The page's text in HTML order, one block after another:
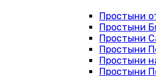
Простыни
Простыни
Простыни
Простыни
Простыни
Простыни